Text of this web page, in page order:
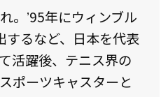
。ʼ95年にウィンブル
するなど、日本を代表
活躍後、テニス界の
ポーツキャスターと